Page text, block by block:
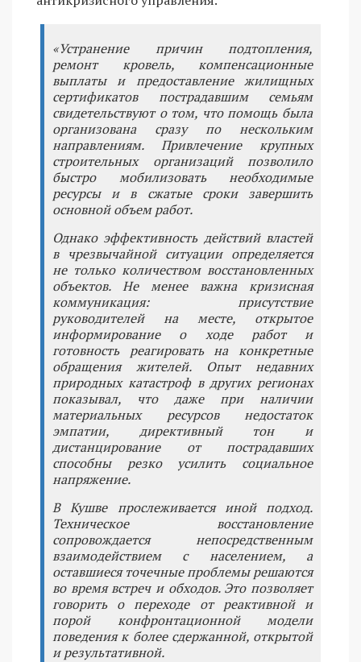
«Устранение причин подтопления,
ремонт кровель, компенсационные
выплаты и предоставление жилищных
сертификатов пострадавшим семьям
свидетельствуют о том, что помощь была
организована сразу по нескольким
направлениям. Привлечение крупных
строительных организаций позволило
быстро мобилизовать необходимые
ресурсы и в сжатые сроки завершить
основной объем работ.
Однако эффективность действий властей
в чрезвычайной ситуации определяется
не только количеством восстановленных
объектов. Не менее важна кризисная
коммуникация: присутствие
руководителей на месте, открытое
информирование о ходе работ и
готовность реагировать на конкретные
обращения жителей. Опыт недавних
природных катастроф в других регионах
показывал, что даже при наличии
материальных ресурсов недостаток
эмпатии, директивный тон и
дистанцирование от пострадавших
способны резко усилить социальное
напряжение.
В Кушве прослеживается иной подход.
Техническое восстановление
сопровождается непосредственным
взаимодействием с населением, а
оставшиеся точечные проблемы решаются
во время встреч и обходов. Это позволяет
говорить о переходе от реактивной и
порой конфронтационной модели
поведения к более сдержанной, открытой
и результативной.